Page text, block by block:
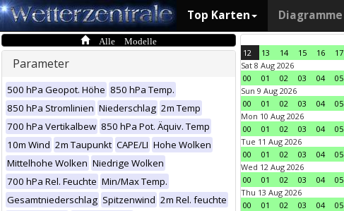
Top Karten Diagramme
Alle Modelle
Parameter
500 hPa Geopot. Höhe 850 hPa Temp.
850 hPa Stromlinien Niederschlag 2m Temp
700 hPa Vertikalbew 850 hPa Pot. Äquiv. Temp
10m Wind 2m Taupunkt CAPE/LI Hohe Wolken
Mittelhohe Wolken Niedrige Wolken
700 hPa Rel. Feuchte Min/Max Temp.
Gesamtniederschlag Spitzenwind 2m Rel. feuchte
12 13 14 15 16 17
Sat 8 Aug 2026
00
01 02 03 04 05
Sun 9 Aug 2026
00
01 02 03 04 05
Mon 10 Aug 2026
00
01 02 03 04 05
Tue 11 Aug 2026
00
01 02 03 04 05
Wed 12 Aug 2026
00
01 02 03 04 05
Thu 13 Aug 2026
00
01 02 03 04 05